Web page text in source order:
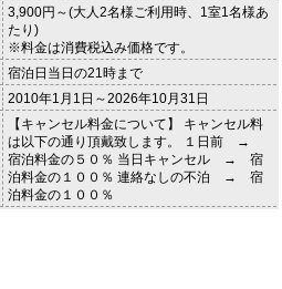
3,900円～(大人2名様ご利用時、1室1名様あ
たり)
※料金は消費税込み価格です。
宿泊日当日の21時まで
2010年1月1日～2026年10月31日
【キャンセル料金について】 キャンセル料
は以下の通り頂戴致します。 １日前 →
宿泊料金の５０％ 当日キャンセル → 宿
泊料金の１００％ 連絡なしの不泊 → 宿
泊料金の１００％